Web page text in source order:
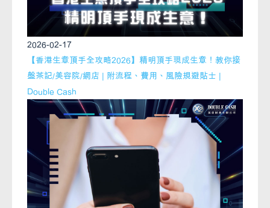
2026-02-17
【香港生意頂手全攻略2026】精明頂手現成生意！教你接
盤茶記/美容院/網店 | 附流程、費用、風險規避貼士 |
Double Cash